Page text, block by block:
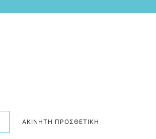
ΑΚΊΝΗΤΗ ΠΡΟΣΘΕΤΙΚΉ